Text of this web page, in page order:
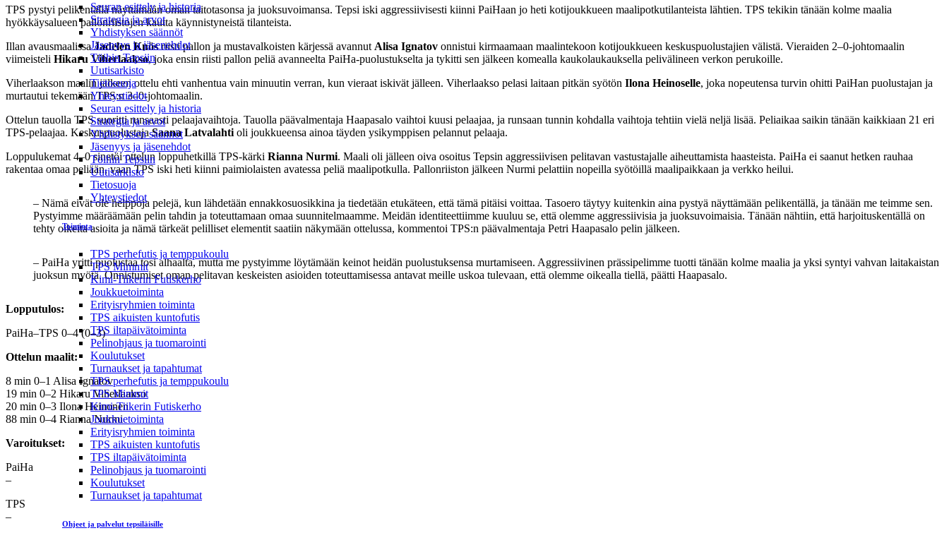
Seuran esittely ja historia
Strategia ja arvot
Yhdistyksen säännöt
Jäsenyys ja jäsenehdot
Töihin Tepsiin
Uutisarkisto
Tietosuoja
Yhteystiedot
Seuran esittely ja historia
Strategia ja arvot
Yhdistyksen säännöt
Jäsenyys ja jäsenehdot
Töihin Tepsiin
Uutisarkisto
Tietosuoja
Yhteystiedot
Toiminta
TPS perhefutis ja temppukoulu
TPS Mimmit
Kimi-Tiikerin Futiskerho
Joukkuetoiminta
Erityisryhmien toiminta
TPS aikuisten kuntofutis
TPS iltapäivätoiminta
Pelinohjaus ja tuomarointi
Koulutukset
Turnaukset ja tapahtumat
TPS perhefutis ja temppukoulu
TPS Mimmit
Kimi-Tiikerin Futiskerho
Joukkuetoiminta
Erityisryhmien toiminta
TPS aikuisten kuntofutis
TPS iltapäivätoiminta
Pelinohjaus ja tuomarointi
Koulutukset
Turnaukset ja tapahtumat
Ohjeet ja palvelut tepsiläisille
TPS pystyi pelikentällä näyttämään oman taitotasonsa ja juoksuvoimansa. Tepsi iski aggressiivisesti kiinni PaiHaan jo heti kotijoukkueen maalipotkutilanteista lähtien. TPS tekikin tänään kolme maalia
hyökkäysalueen pallonriistojen kautta käynnistyneistä tilanteista.
Illan avausmaalissaJadelen Knösriisti pallon ja mustavalkoisten kärjessä avannut Alisa Ignatov onnistui kirmaamaan maalintekoon kotijoukkueen keskuspuolustajien välistä. Vieraiden 2–0-johtomaalin
viimeisteli Hikaru Viherlaakso, joka ensin riisti pallon peliä avanneelta PaiHa-puolustukselta ja tykitti sen jälkeen komealla kaukolaukauksella pelivälineen verkon perukoille.
Viherlaakson maalin jälkeen ottelu ehti vanhentua vain minuutin verran, kun vieraat iskivät jälleen. Viherlaakso pelasi laitaan pitkän syötön Ilona Heinoselle, joka nopeutensa turvin ohitti PaiHan puolustajan ja
murtautui tekemään TPS:n 3–0-johtomaalin.
Ottelun tauolla TPS suoritti runsaasti pelaajavaihtoja. Tauolla päävalmentaja Haapasalo vaihtoi kuusi pelaajaa, ja runsaan tunnin kohdalla vaihtoja tehtiin vielä neljä lisää. Peliaikaa saikin tänään kaikkiaan 21 eri
TPS-pelaajaa. KeskuspuolustajaSaana Latvalahti oli joukkueensa ainoa täyden ysikymppisen pelannut pelaaja.
Loppulukemat 4–0 sinetöi ottelun loppuhetkillä TPS-kärki Rianna Nurmi. Maali oli jälleen oiva osoitus Tepsin aggressiivisen pelitavan vastustajalle aiheuttamista haasteista. PaiHa ei saanut hetken rauhaa
rakentaa omaa peliään, vaan TPS iski heti kiinni paimiolaisten avatessa peliä maalipotkulla. Pallonriiston jälkeen Nurmi pelattiin nopeilla syötöillä maalipaikkaan ja verkko heilui.
– Nämä eivät ole helppoja pelejä, kun lähdetään ennakkosuosikkina ja tiedetään etukäteen, että tämä pitäisi voittaa. Tasoero täytyy kuitenkin aina pystyä näyttämään pelikentällä, ja tänään me teimme sen.
Pystyimme määräämään pelin tahdin ja toteuttamaan omaa suunnitelmaamme. Meidän identiteettiimme kuuluu se, että olemme aggressiivisia ja juoksuvoimaisia. Tänään nähtiin, että harjoituskentällä on
tehty oikeita asioita ja nämä tärkeät pelilliset elementit saatiin näkymään ottelussa, kommentoi TPS:n päävalmentaja Petri Haapasalo pelin jälkeen.
– PaiHa yritti puolustaa tosi alhaalta, mutta me pystyimme löytämään keinot heidän puolustuksensa murtamiseen. Aggressiivinen prässipelimme tuotti tänään kolme maalia ja yksi syntyi vahvan laitakaistan
juoksun myötä. Onnistumiset oman pelitavan keskeisten asioiden toteuttamisessa antavat meille uskoa tulevaan, että olemme oikealla tiellä, päätti Haapasalo.
Lopputulos:
PaiHa–TPS 0–4 (0–3)
Ottelun maalit:
8 min 0–1 Alisa Ignatov
19 min 0–2 Hikaru Viherlaakso
20 min 0–3 Ilona Heinonen
88 min 0–4 Rianna Nurmi
Varoitukset:
PaiHa
–
TPS
–